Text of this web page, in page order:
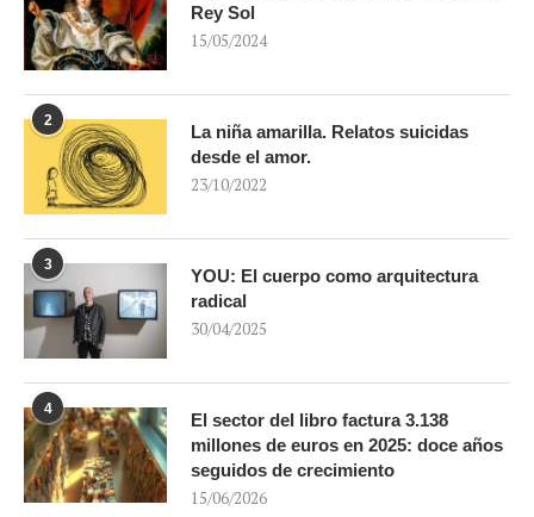
Rey Sol
15/05/2024
2
La niña amarilla. Relatos suicidas
desde el amor.
23/10/2022
3
YOU: El cuerpo como arquitectura
radical
30/04/2025
4
El sector del libro factura 3.138
millones de euros en 2025: doce años
seguidos de crecimiento
15/06/2026